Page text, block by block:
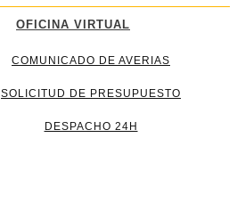
OFICINA VIRTUAL
COMUNICADO DE AVERIAS
SOLICITUD DE PRESUPUESTO
DESPACHO 24H